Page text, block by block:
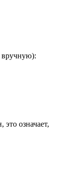
вручную):
означает,